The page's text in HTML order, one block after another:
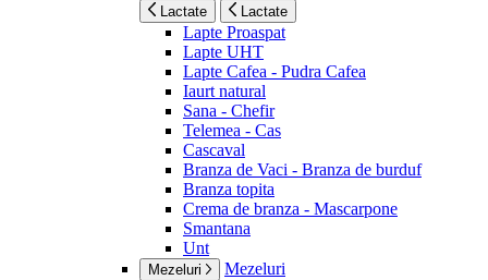
Lactate Lactate
Lapte Proaspat
Lapte UHT
Lapte Cafea - Pudra Cafea
Iaurt natural
Sana - Chefir
Telemea - Cas
Cascaval
Branza de Vaci - Branza de burduf
Branza topita
Crema de branza - Mascarpone
Smantana
Unt
Mezeluri Mezeluri